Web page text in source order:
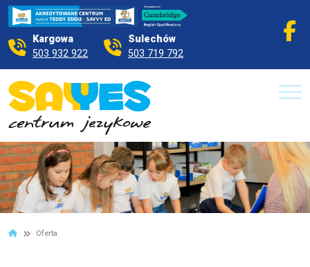
Kargowa
503 932 922
Sulechów
503 719 792
Oferta